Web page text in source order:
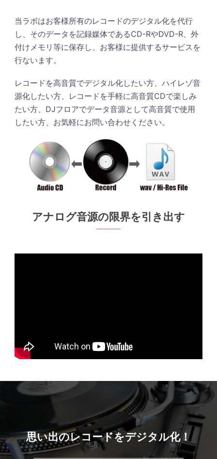
当ラボはお客様所有のレコードのデジタル化を代行
し、そのデータを記録媒体であるCD-RやDVD-R、外
付けメモリ等に保存し、お客様に提供するサービスを
行ないます。
レコードを高音質でデジタル化したい方、ハイレゾ音
源化したい方、レコードを手軽に高音質CDで楽しみ
たい方、DJフロアでデータ音源として高音質で使用
したい方、お気軽にお問い合わせください。
アナログ音源の限界を引き出す
思い出のレコードをデジタル化！